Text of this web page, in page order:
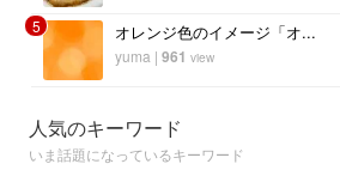
5 オレンジ色のイメージ「オ...
yuma | 961 view
人気のキーワード
いま話題になっているキーワード